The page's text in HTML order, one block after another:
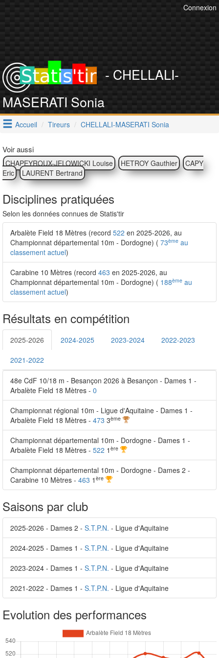
Connexion
- CHELLALI-
MASERATI Sonia
Accueil Tireurs CHELLALI-MASERATI Sonia
Voir aussi
CHAPEYROUX-JELOWICKI Louise HETROY Gauthier
CAPY
Eric
LAURENT Bertrand
Disciplines pratiquées
Selon les données connues de Statis'tir
Arbalète Field 18 Mètres (record 522 en 2025-2026, au
Championnat départemental 10m - Dordogne) ( 73ème au
classement actuel)
Carabine 10 Mètres (record 463 en 2025-2026, au
Championnat départemental 10m - Dordogne) ( 188ème au
classement actuel)
Résultats en compétition
2025-2026 2024-2025 2023-2024 2022-2023
2021-2022
48e CdF 10/18 m - Besançon 2026 à Besançon - Dames 1 -
Arbalète Field 18 Mètres - 0
Championnat régional 10m - Ligue d'Aquitaine - Dames 1 -
Arbalète Field 18 Mètres - 473 3ème
Championnat départemental 10m - Dordogne - Dames 1 -
Arbalète Field 18 Mètres - 522 1 ère
Championnat départemental 10m - Dordogne - Dames 2 -
Carabine 10 Mètres - 463 1 ère
Saisons par club
2025-2026 - Dames 2 - S.T.P.N. - Ligue d'Aquitaine
2024-2025 - Dames 1 - S.T.P.N. - Ligue d'Aquitaine
2023-2024 - Dames 1 - S.T.P.N. - Ligue d'Aquitaine
2021-2022 - Dames 1 - S.T.P.N. - Ligue d'Aquitaine
Evolution des performances